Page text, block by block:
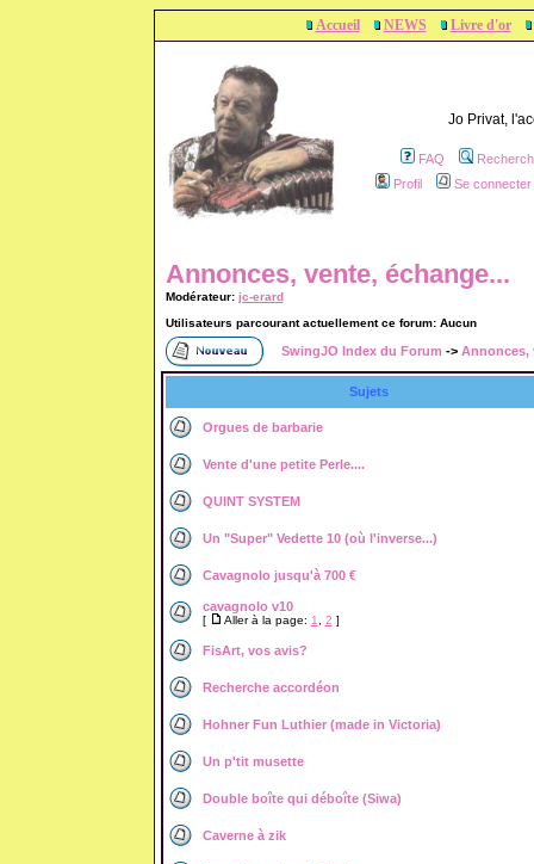
Accueil NEWS Livre d'or
Jo Privat,
FAQ
Profil
Se
Annonces, vente, échange...
Modérateur: jc-erard
Utilisateurs parcourant actuellement ce forum: Aucun
SwingJO Index du Forum -> Annonces,
Sujets
Orgues de barbarie
Vente d'une petite Perle....
QUINT SYSTEM
Un "Super" Vedette 10 (où l'inverse...)
Cavagnolo jusqu'à 700 €
cavagnolo v10
[ Aller à la page: 1 2 ]
FisArt, vos avis?
Recherche accordéon
Hohner Fun Luthier (made in Victoria)
Un p'tit musette
Double boîte qui déboîte (Siwa)
Caverne à zik